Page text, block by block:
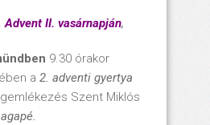
Advent II. vasárnapján,
9.30 órakor
a 2. adventi gyertya
Szent Miklós
agapé.